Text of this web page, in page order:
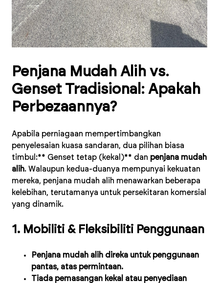
Penjana Mudah Alih vs.
Genset Tradisional: Apakah
Perbezaannya?
Apabila perniagaan mempertimbangkan
penyelesaian kuasa sandaran, dua pilihan biasa
timbul:** Genset tetap (kekal)** dan penjana mudah
alih. Walaupun kedua-duanya mempunyai kekuatan
mereka, penjana mudah alih menawarkan beberapa
kelebihan, terutamanya untuk persekitaran komersial
yang dinamik.
1. Mobiliti & Fleksibiliti Penggunaan
Penjana mudah alih direka untuk penggunaan
pantas, atas permintaan.
Tiada pemasangan kekal atau penyediaan